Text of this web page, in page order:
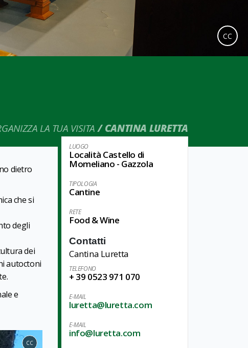
LA TUA VISITA CANTINA LURETTA
CC
LUOGO
Località Castello di
Momeliano - Gazzola
TIPOLOGIA
Cantine
RETE
Food & Wine
Contatti
Cantina Luretta
TELEFONO
+ 39 0523 971 070
E-MAIL
luretta@luretta.com
E-MAIL
info@luretta.com
dietro
che si
degli
dei
autoctoni
e
CC